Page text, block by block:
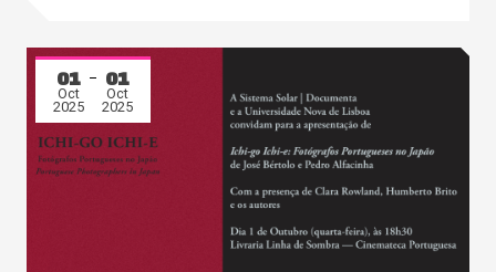
01
Oct
2025
01
Oct
2025